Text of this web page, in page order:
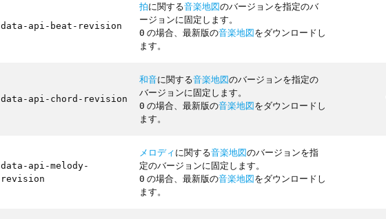
data-api-beat-revision
拍に関する音楽地図のバージョンを指定のバ
ージョンに固定します。
0 の場合、最新版の音楽地図をダウンロードし
ます。
data-api-chord-revision
和音に関する音楽地図のバージョンを指定の
バージョンに固定します。
0 の場合、最新版の音楽地図をダウンロードし
ます。
data-api-melody-
revision
メロディに関する音楽地図のバージョンを指
定のバージョンに固定します。
0 の場合、最新版の音楽地図をダウンロードし
ます。